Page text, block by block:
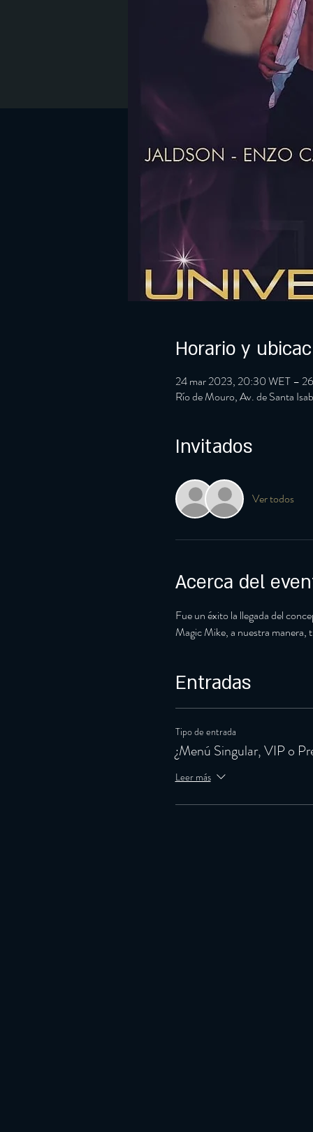
Horario y
24 mar 2023, 20:30 WET –
Río de Mouro, Av. de Santa
Invitados
Ver todos
Acerca del
Fue un éxito la llegada del
Magic Mike, a nuestra manera,
Entradas
Tipo de entrada
¿Menú Singular, VIP o
Leer más